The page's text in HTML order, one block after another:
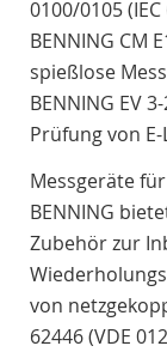
0100/0105
BENNING CM
spießlose
BENNING EV
Prüfung von
Messgeräte
BENNING
Zubehör zur
von
62446 (VDE